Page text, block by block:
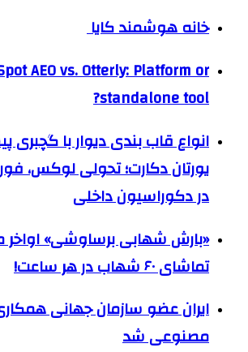
خانه هوشمند کایا
AEO vs. Otterly: Platform or
standalone tool?
انواع قاب بندی دیوار با
یورتان دکارت؛ تحولی لوکس،
در دکوراسیون داخلی
«بارش شهابی برساوشی» اواخر
تماشای ۶۰ شهاب در هر ساعت!
ایران عضو سازمان جهانی
مصنوعی شد